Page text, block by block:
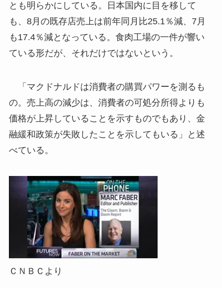
とも明らかにしている。日本国内に目を移して
も、8月の既存店売上は前年同月比25.1％減、7月
も17.4％減となっている。食肉工場の一件が響い
ている形だが、それだけではないという。
「マクドナルドは消費者の購買パワーを測るも
の。売上高の減少は、消費者の可処分所得よりも
価格が上昇していることを示すものでもあり、金
融緩和政策が失敗したことを示してもいる」と述
べている。
ＣＮＢＣより